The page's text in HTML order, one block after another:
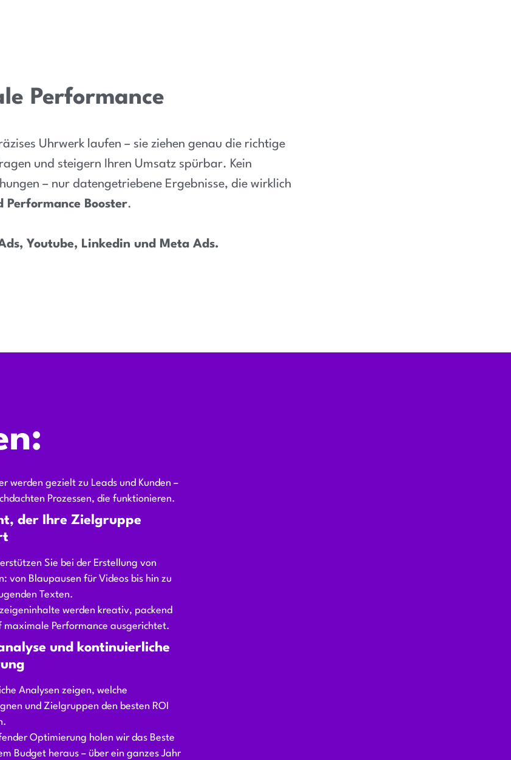
Performance
Uhrwerk laufen – sie ziehen genau die richtige
und steigern Ihren Umsatz spürbar. Kein
– nur datengetriebene Ergebnisse, die wirklich
Performance Booster.
Youtube, Linkedin und Meta Ads.
werden gezielt zu Leads und Kunden –
Prozessen, die funktionieren.
der Ihre Zielgruppe
Sie bei der Erstellung von
von Blaupausen für Videos bis hin zu
Texten.
werden kreativ, packend
maximale Performance ausgerichtet.
und kontinuierliche
Analysen zeigen, welche
und Zielgruppen den besten ROI
Optimierung holen wir das Beste
Budget heraus – über ein ganzes Jahr